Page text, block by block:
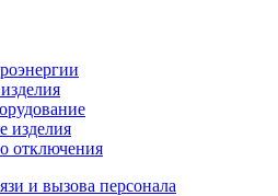
изделия
отключения
и вызова персонала